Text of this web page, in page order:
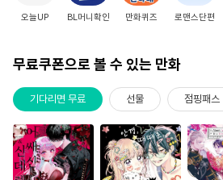
오늘UP BL머니확인 만화퀴즈 로맨스단편
무료쿠폰으로 볼 수 있는 만화
기다리면 무료 선물 점핑패스